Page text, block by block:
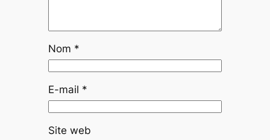
Nom *
E-mail *
Site web